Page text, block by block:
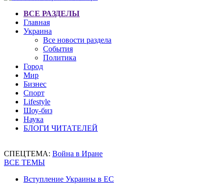
ВСЕ РАЗДЕЛЫ
Главная
Украина
Все новости раздела
События
Политика
Город
Мир
Бизнес
Спорт
Lifestyle
Шоу-биз
Наука
БЛОГИ ЧИТАТЕЛЕЙ
СПЕЦТЕМА: Война в Иране
ВСЕ ТЕМЫ
Вступление Украины в ЕС